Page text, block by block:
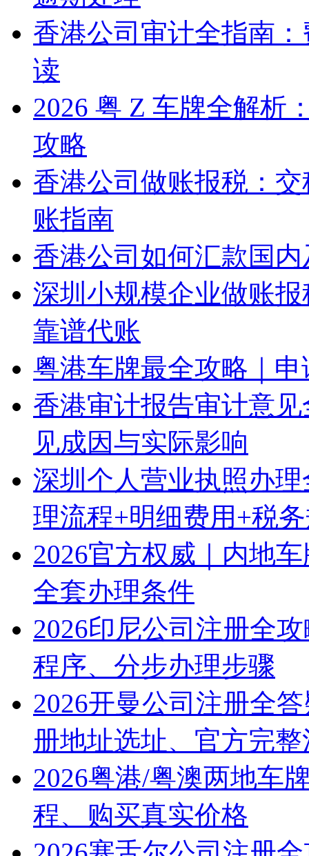
香港公司审计全指南
读
2026 粤 Z 车牌全解析
攻略
香港公司做账报税：
账指南
香港公司如何汇款国
深圳小规模企业做账
靠谱代账
粤港车牌最全攻略｜
香港审计报告审计意
见成因与实际影响
深圳个人营业执照办
理流程+明细费用+税
2026官方权威｜内地
全套办理条件
2026印尼公司注册全
程序、分步办理步骤
2026开曼公司注册全
册地址选址、官方完
2026粤港/粤澳两地车
程、购买真实价格